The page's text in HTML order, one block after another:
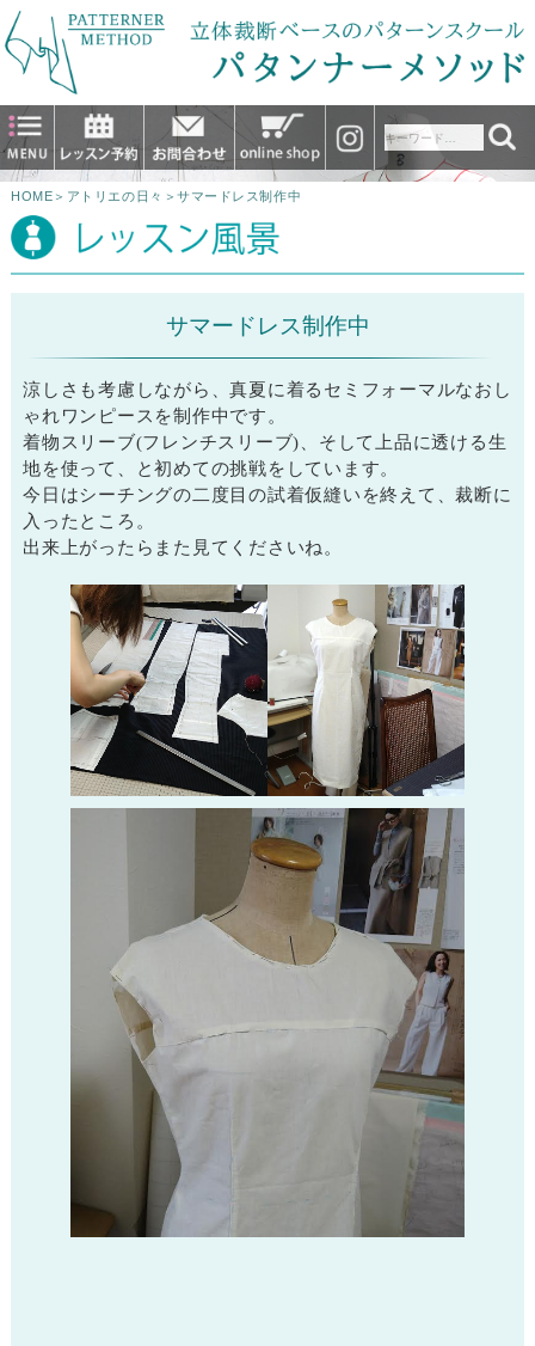
HOME ＞ アトリエの日々 ＞サマードレス制作中
サマードレス制作中
涼しさも考慮しながら、真夏に着るセミフォーマルなおし
ゃれワンピースを制作中です。
着物スリーブ(フレンチスリーブ)、そして上品に透ける生
地を使って、と初めての挑戦をしています。
今日はシーチングの二度目の試着仮縫いを終えて、裁断に
入ったところ。
出来上がったらまた見てくださいね。